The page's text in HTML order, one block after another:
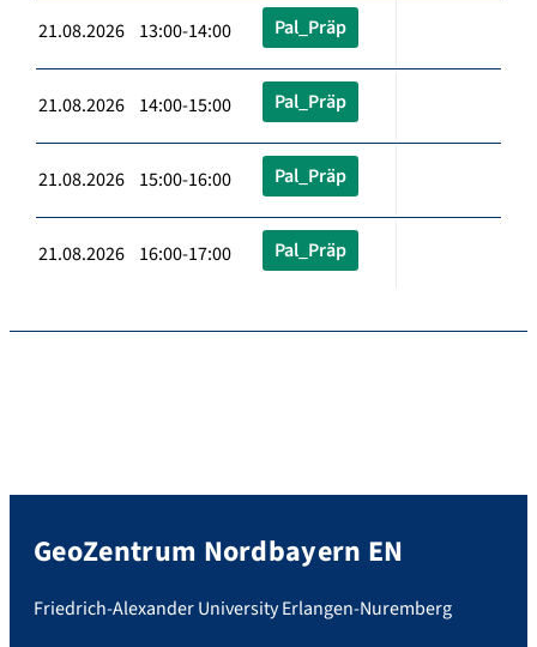
21.08.2026 13:00-14:00 Pal_Präp
21.08.2026 14:00-15:00 Pal_Präp
21.08.2026 15:00-16:00 Pal_Präp
21.08.2026 16:00-17:00 Pal_Präp
GeoZentrum Nordbayern EN
Friedrich-Alexander University Erlangen-Nuremberg